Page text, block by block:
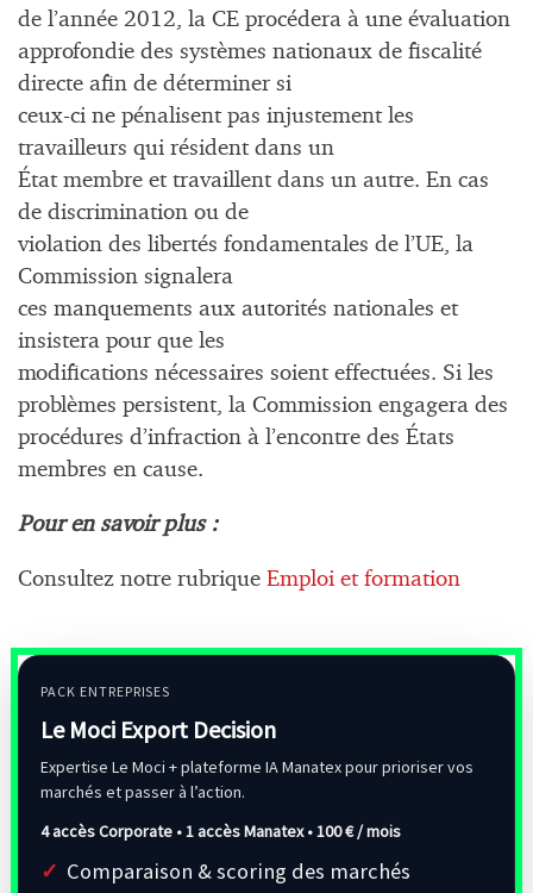
de l’année 2012, la CE procédera à une évaluation
approfondie des systèmes nationaux de fiscalité
directe afin de déterminer si
ceux-ci ne pénalisent pas injustement les
travailleurs qui résident dans un
État membre et travaillent dans un autre. En cas
de discrimination ou de
violation des libertés fondamentales de l’UE, la
Commission signalera
ces manquements aux autorités nationales et
insistera pour que les
modifications nécessaires soient effectuées. Si les
problèmes persistent, la Commission engagera des
procédures d’infraction à l’encontre des États
membres en cause.
Pour en savoir plus :
Consultez notre rubrique Emploi et formation
PACK ENTREPRISES
Le Moci Export Decision
Expertise Le Moci + plateforme IA Manatex pour prioriser vos
marchés et passer à l’action.
4 accès Corporate • 1 accès Manatex •100 € / mois
Comparaison & scoring des marchés